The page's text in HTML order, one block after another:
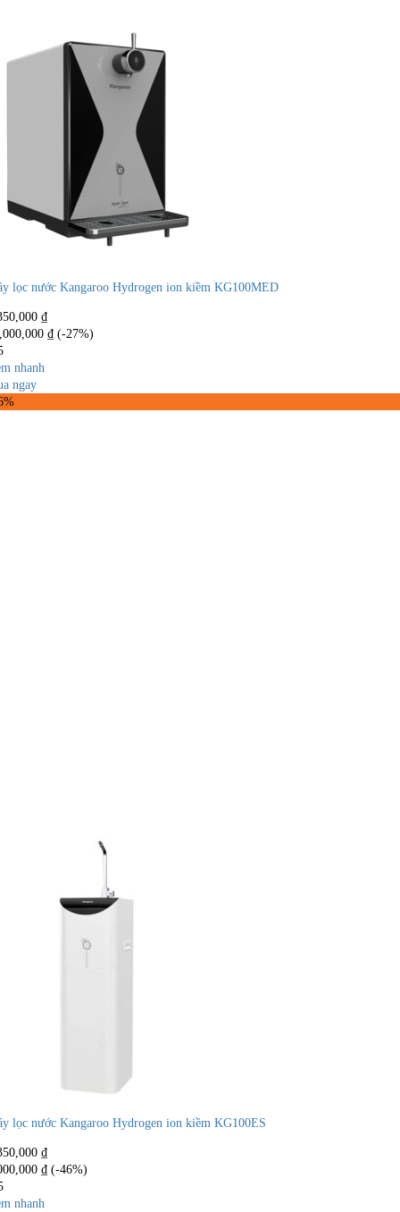
lọc nước Kangaroo Hydrogen ion kiềm KG100MED
₫
₫ (-27%)
nhanh
ngay
lọc nước Kangaroo Hydrogen ion kiềm KG100ES
₫
₫ (-46%)
nhanh